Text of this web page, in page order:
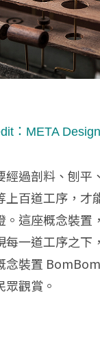
：META Design
經過剖料、刨平
百道工序，才
。這座概念裝置
每一道工序之下
念裝置
觀賞。